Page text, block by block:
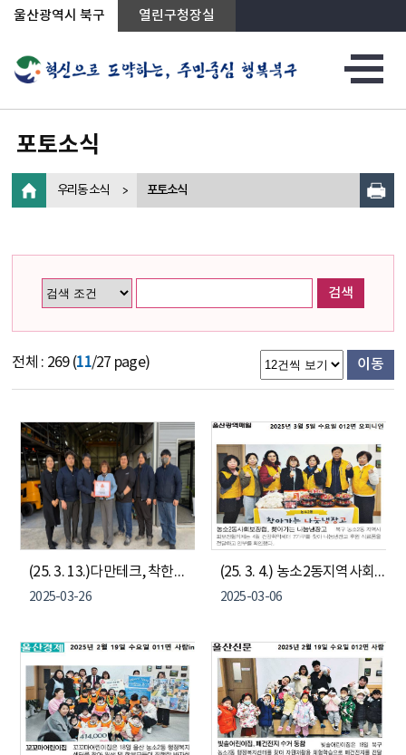
상단메뉴로 바로가기
전체메뉴로 바로가기
왼쪽메뉴로 바로가기
본문으로 바로가기
울산광역시 북구 열린구청장실
포토소식
우리동 소식 포토소식
검색
전체 : 269 (11/27 page) 이동
(25. 3. 13.)다만테크, 착한기업 현판 전달
2025-03-26
(25. 3. 4.) 농소2동지역사회보장협의체 "찾아가는 나눔냉장고"
2025-03-06